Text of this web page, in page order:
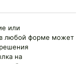
или
в любой форме может
на